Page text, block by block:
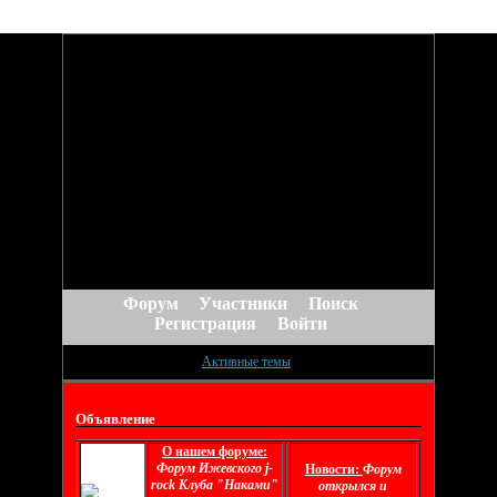
Форум Участники
Поиск
Регистрация
Войти
Активные темы
Объявление
О нашем форуме:
Форум Ижевского j-
rock Клуба "Наками"
Новости: Форум
открылся и